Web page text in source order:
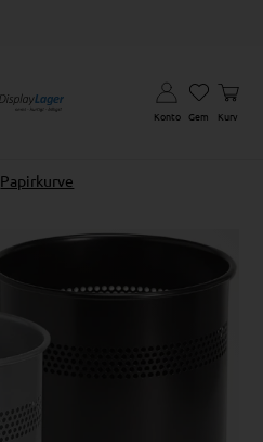
Konto Gem Kurv
Papirkurve